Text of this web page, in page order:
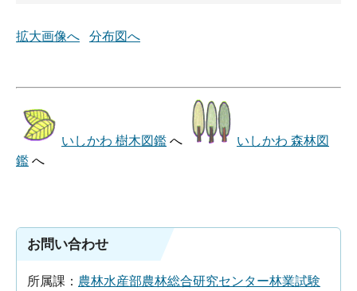
拡大画像へ 分布図へ
いしかわ 樹木図鑑 へ
いしかわ 森林図
鑑 へ
お問い合わせ
所属課： 農林水産部農林総合研究センター林業試験